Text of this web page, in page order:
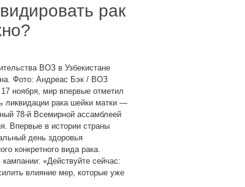
рак
ВОЗ в Узбекистане
Фото: Андреас Бэк / ВОЗ
ноября, мир впервые отметил
ликвидации рака шейки матки —
78-й Всемирной ассамблеей
Впервые в истории страны
день здоровья
конкретного вида рака.
«Действуйте сейчас:
влияние мер, которые уже